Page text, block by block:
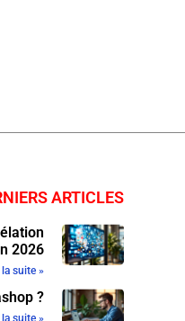
ARTICLES
2026
la suite »
?